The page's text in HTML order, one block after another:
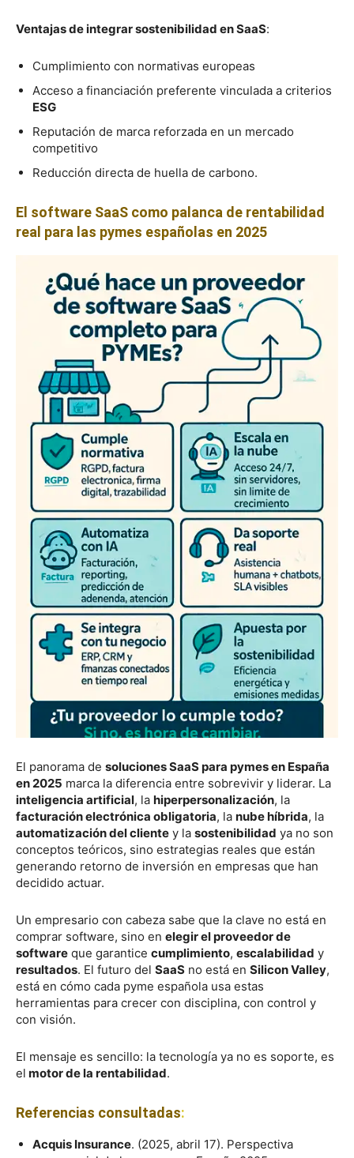
Ventajas de integrar sostenibilidad en SaaS:
Cumplimiento con normativas europeas
Acceso a financiación preferente vinculada a criterios
ESG
Reputación de marca reforzada en un mercado
competitivo
Reducción directa de huella de carbono.
El software SaaS como palanca de rentabilidad
real para las pymes españolas en 2025
El panorama de soluciones SaaS para pymes en España
en 2025 marca la diferencia entre sobrevivir y liderar. La
inteligencia artificial, la hiperpersonalización, la
facturación electrónica obligatoria, la nube híbrida, la
automatización del cliente y la sostenibilidad ya no son
conceptos teóricos, sino estrategias reales que están
generando retorno de inversión en empresas que han
decidido actuar.
Un empresario con cabeza sabe que la clave no está en
comprar software, sino en elegir el proveedor de
software que garantice cumplimiento, escalabilidad y
resultados. El futuro del SaaS no está en Silicon Valley,
está en cómo cada pyme española usa estas
herramientas para crecer con disciplina, con control y
con visión.
El mensaje es sencillo: la tecnología ya no es soporte, es
el motor de la rentabilidad.
Referencias consultadas:
Acquis Insurance. (2025, abril 17). Perspectiva